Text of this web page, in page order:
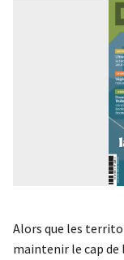
Alors que les
maintenir le cap